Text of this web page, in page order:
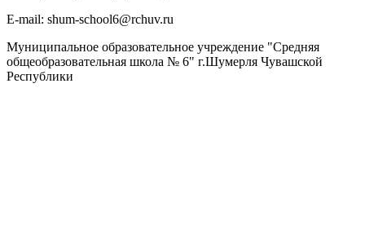
Е-mail: shum-school6@rchuv.ru
Муниципальное образовательное учреждение "Средняя
общеобразовательная школа № 6" г.Шумерля Чувашской
Республики